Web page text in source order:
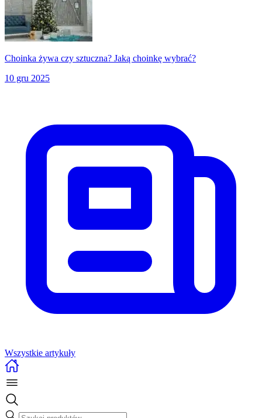
Choinka żywa czy sztuczna? Jaką choinkę wybrać?
10 gru 2025
Wszystkie artykuły